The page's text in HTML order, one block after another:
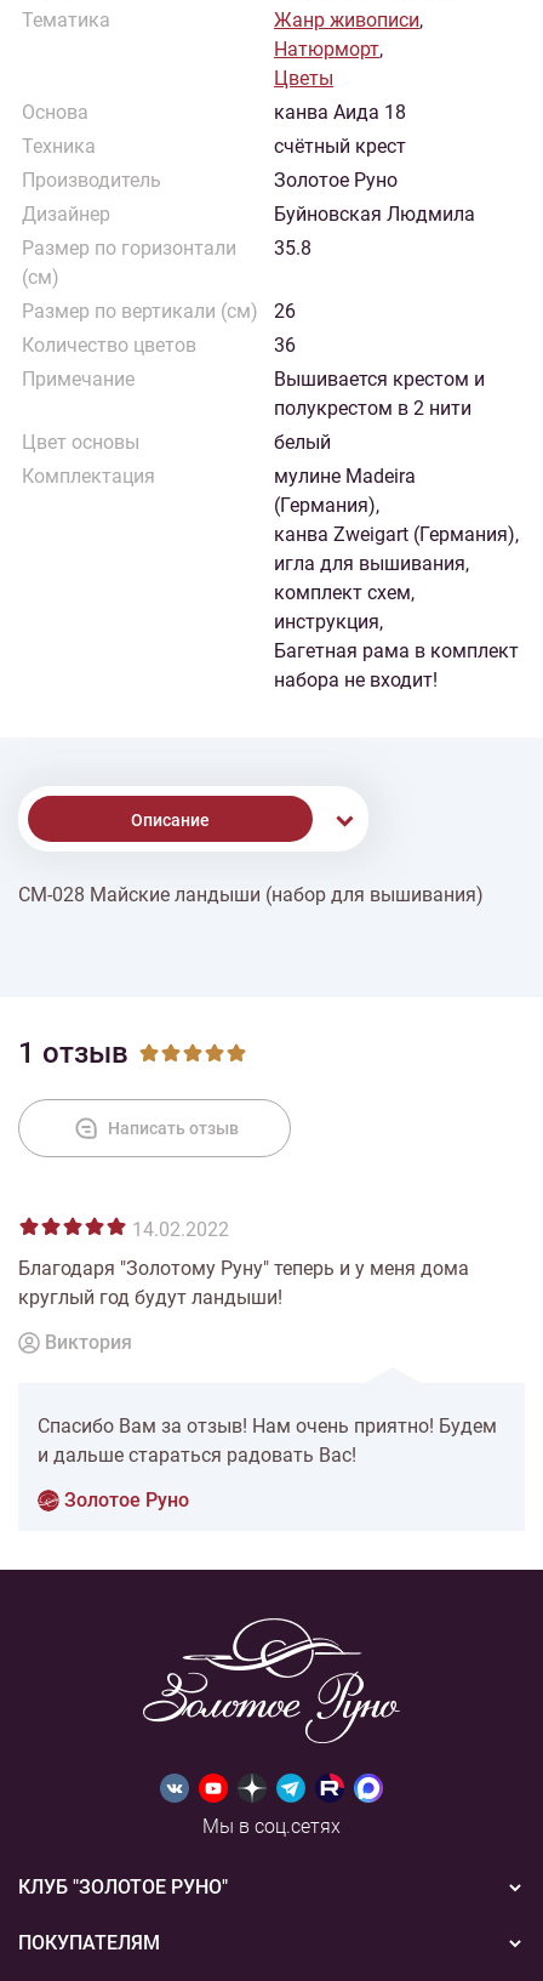
Тематика
Жанр живописи,
Натюрморт,
Цветы
Основа
канва Аида 18
Техника
счётный крест
Производитель
Золотое Руно
Дизайнер
Буйновская Людмила
Размер по горизонтали
(см)
35.8
Размер по вертикали (см)
26
Количество цветов
36
Примечание
Вышивается крестом и
полукрестом в 2 нити
Цвет основы
белый
Комплектация
мулине Madeira
(Германия),
канва Zweigart (Германия),
игла для вышивания,
комплект схем,
инструкция,
Багетная рама в комплект
набора не входит!
Описание
% Скидки
СМ-028 Майские ландыши (набор для вышивания)
1 отзыв
Написать отзыв
14.02.2022
Благодаря "Золотому Руну" теперь и у меня дома
круглый год будут ландыши!
Виктория
Спасибо Вам за отзыв! Нам очень приятно! Будем
и дальше стараться радовать Вас!
Золотое Руно
Мы в соц.сетях
КЛУБ "ЗОЛОТОЕ РУНО"
Новости
ПОКУПАТЕЛЯМ